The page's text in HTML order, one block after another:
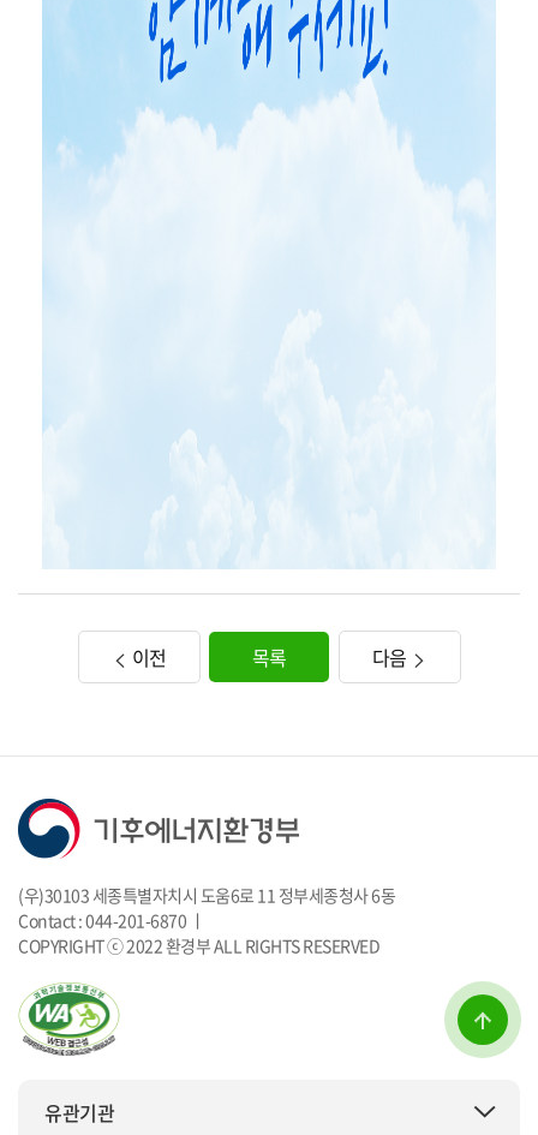
이전 목록 다음
(우)30103 세종특별자치시 도움6로 11 정부세종청사 6동
Contact : 044-201-6870 ㅣ
COPYRIGHT ⓒ 2022 환경부 ALL RIGHTS RESERVED
유관기관